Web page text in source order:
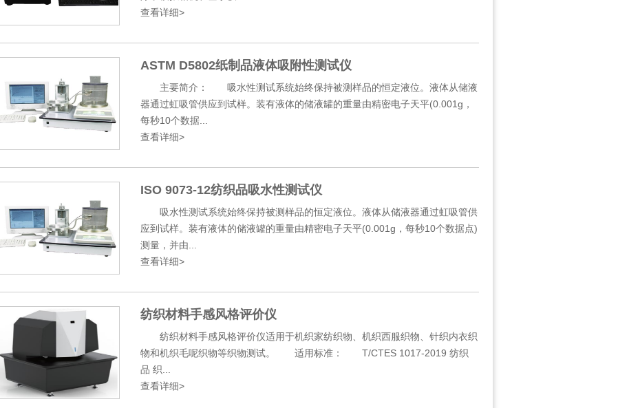
查看详细>
ASTM D5802纸制品液体吸附性测试仪
主要简介： 吸水性测试系统始终保持被测样品的恒定液位。液体从储液
器通过虹吸管供应到试样。装有液体的储液罐的重量由精密电子天平(0.001g，
每秒10个数据...
查看详细>
ISO 9073-12纺织品吸水性测试仪
吸水性测试系统始终保持被测样品的恒定液位。液体从储液器通过虹吸管供
应到试样。装有液体的储液罐的重量由精密电子天平(0.001g，每秒10个数据点)
测量，并由...
查看详细>
纺织材料手感风格评价仪
纺织材料手感风格评价仪适用于机织家纺织物、机织西服织物、针织内衣织
物和机织毛呢织物等织物测试。 适用标准： T/CTES 1017-2019 纺织
品 织...
查看详细>